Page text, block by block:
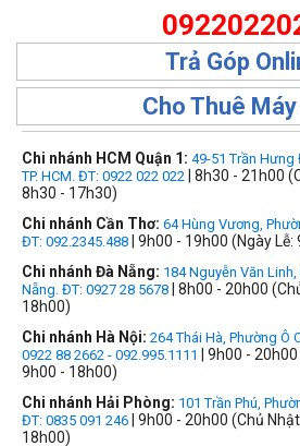
Trả Góp
Cho Thuê
Chi nhánh HCM Quận 1: 49-51 Trần Hưng
TP. HCM. ĐT: 0922 022 022 | 8h30 - 21h00
8h30 - 17h30)
Chi nhánh Cần Thơ: 64 Hùng Vương,
ĐT: 092.2345.488 | 9h00 - 19h00 (Ngày
Chi nhánh Đà Nẵng: 184 Nguyễn Văn
Nẵng. ĐT: 0927 28 5678 | 8h00 - 20h00
18h00)
Chi nhánh Hà Nội: 264 Thái Hà, Phường Ô
0922 88 2662 - 092.995.1111
| 9h00 -
9h00 - 18h00)
Chi nhánh Hải Phòng: 101 Trần Phú,
ĐT: 0835 091 246 | 9h00 - 20h00 (Chủ
18h00)